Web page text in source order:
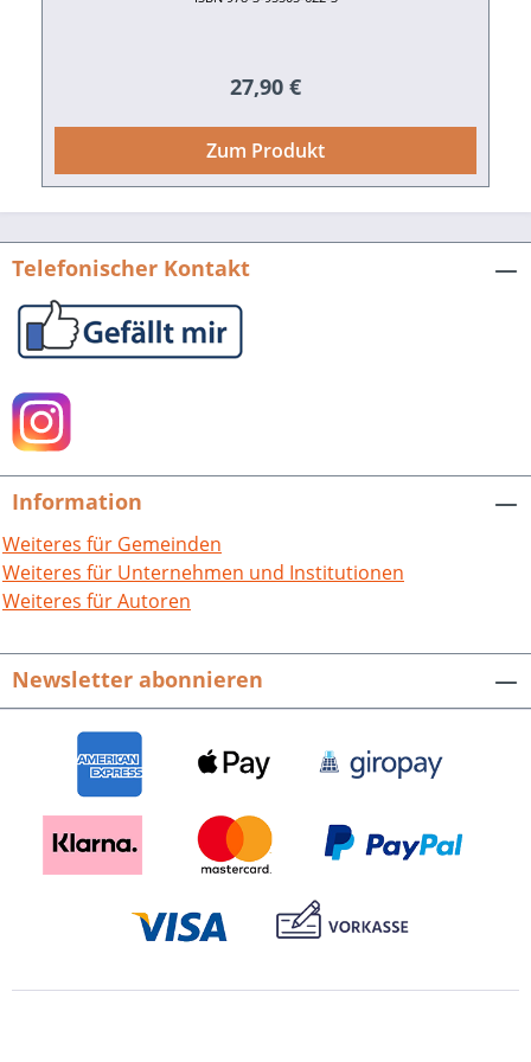
Regulärer Preis:
27,90 €
Zum Produkt
Telefonischer Kontakt
Information
Weiteres für Gemeinden
Weiteres für Unternehmen und Institutionen
Weiteres für Autoren
Newsletter abonnieren